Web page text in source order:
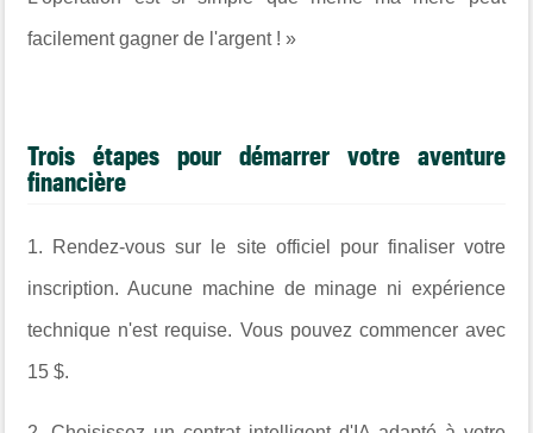
facilement gagner de l'argent ! »
Trois étapes pour démarrer votre aventure
financière
1. Rendez-vous sur le site officiel pour finaliser votre
inscription. Aucune machine de minage ni expérience
technique n'est requise. Vous pouvez commencer avec
15 $.